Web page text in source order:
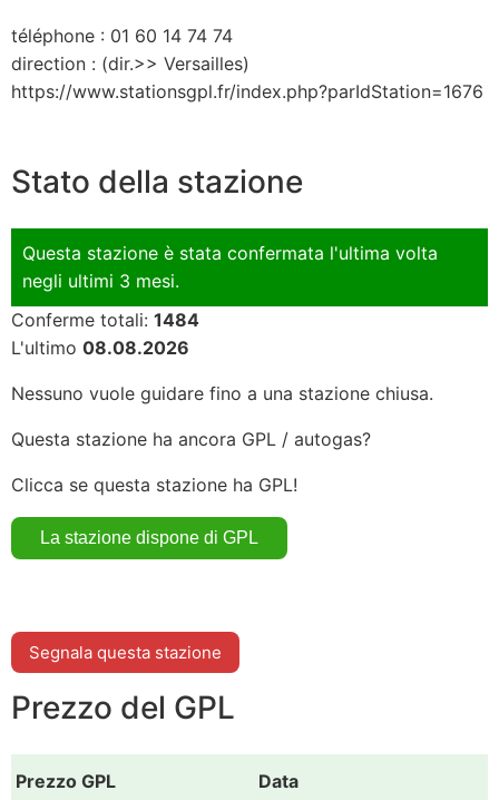
téléphone : 01 60 14 74 74
direction : (dir.>> Versailles)
https://www.stationsgpl.fr/index.php?parIdStation=1676
Stato della stazione
Questa stazione è stata confermata l'ultima volta
negli ultimi 3 mesi.
Conferme totali: 1484
L'ultimo 08.08.2026
Nessuno vuole guidare fino a una stazione chiusa.
Questa stazione ha ancora GPL / autogas?
Clicca se questa stazione ha GPL!
Segnala questa stazione
Prezzo del GPL
Prezzo GPL Data